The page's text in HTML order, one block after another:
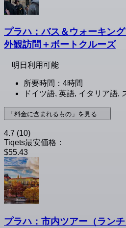
プラハ：バス＆ウォーキン
外観訪問＋ボートクルーズ
明日利用可能
所要時間：4時間
ドイツ語, 英語, イタリア語,
「料金に含まれるもの」を見る
4.7 (10)
Tiqets最安価格：
$55.43
プラハ：市内ツアー（ラン